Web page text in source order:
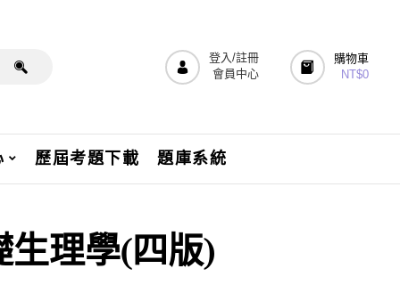
登入/註冊
會員中心
購物車
NT$0
歷屆考題下載 題庫系統
生理學(四版)